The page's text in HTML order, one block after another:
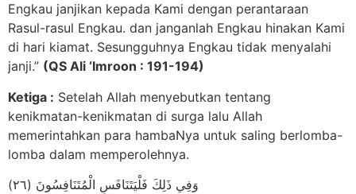
Engkau janjikan kepada Kami dengan perantaraan
Rasul-rasul Engkau. dan janganlah Engkau hinakan Kami
di hari kiamat. Sesungguhnya Engkau tidak menyalahi
janji.” (QS Ali ‘Imroon : 191-194)
Ketiga : Setelah Allah menyebutkan tentang
kenikmatan-kenikmatan di surga lalu Allah
memerintahkan para hambaNya untuk saling berlomba-
lomba dalam memperolehnya.
وَفِي ذَلِكَ فَلْيَتَنَافَسِ الْمُتَنَافِسُونَ (٢٦)